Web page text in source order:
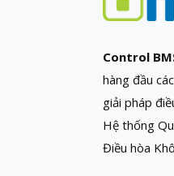
Control
hàng đầu
giải pháp
Hệ thống
Điều hòa